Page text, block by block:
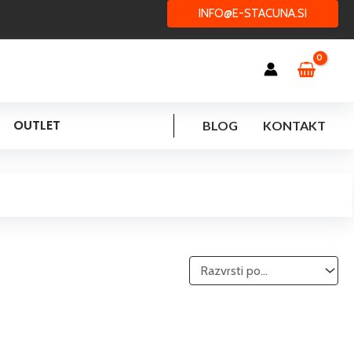
INFO@E-STACUNA.SI
OUTLET BLOG KONTAKT